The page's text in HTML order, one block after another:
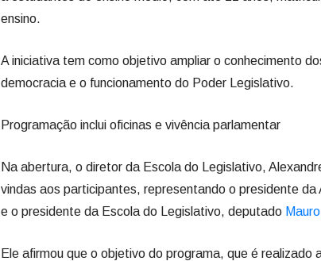
ensino.
A iniciativa tem como objetivo ampliar o conhecimento
democracia e o funcionamento do Poder Legislativo.
Programação inclui oficinas e vivência parlamentar
Na abertura, o diretor da Escola do Legislativo,
vindas aos participantes, representando o presidente da
e o presidente da Escola do Legislativo, deputado
Ele afirmou que o objetivo do programa, que é realizado